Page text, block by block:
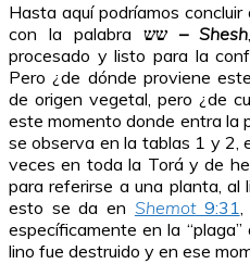
Hasta aquí podríamos
con la palabra
שש –Shesh
procesado y listo para la
Pero ¿de dónde proviene
de origen vegetal, pero ¿de
este momento donde entra la
se observa en la tablas 1 y 2,
veces en toda la Torá y de
para referirse a una planta, al
esto se da en Shemot9:31,
específicamente en la
lino fue destruido y en ese